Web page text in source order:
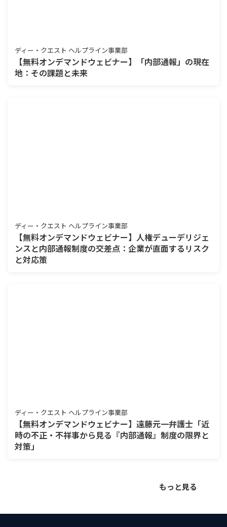
ディー・クエスト ヘルプライン事業部
【無料オンデマンドウェビナー】「内部通報」の現在
地：その課題と未来
ディー・クエスト ヘルプライン事業部
【無料オンデマンドウェビナー】人権デューデリジェ
ンスと内部通報制度の交差点：企業が直面するリスク
と対応策
ディー・クエスト ヘルプライン事業部
【無料オンデマンドウェビナー】遠藤元一弁護士「近
時の不正・不祥事から見る『内部通報』制度の限界と
対策」
もっと見る